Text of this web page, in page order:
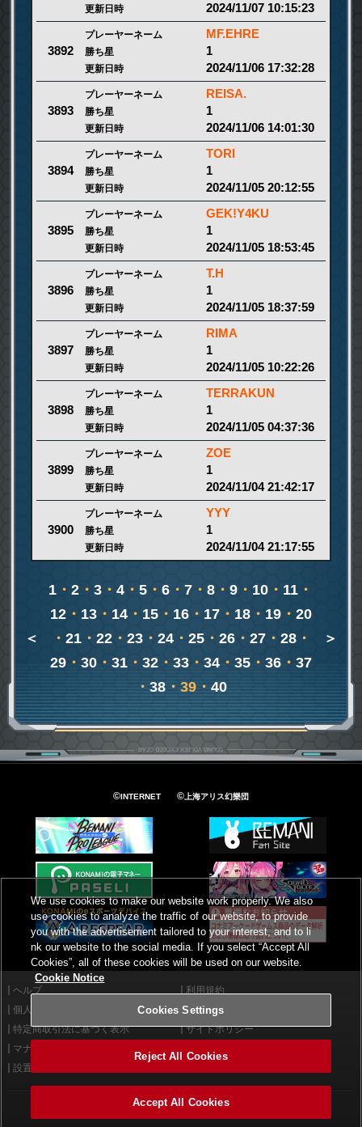
更新日時 2024/11/07 10:15:23
3892
プレーヤーネーム MF.EHRE
勝ち星 1
更新日時 2024/11/06 17:32:28
3893
プレーヤーネーム REISA.
勝ち星 1
更新日時 2024/11/06 14:01:30
3894
プレーヤーネーム TORI
勝ち星 1
更新日時 2024/11/05 20:12:55
3895
プレーヤーネーム GEK!Y4KU
勝ち星 1
更新日時 2024/11/05 18:53:45
3896
プレーヤーネーム T.H
勝ち星 1
更新日時 2024/11/05 18:37:59
3897
プレーヤーネーム RIMA
勝ち星 1
更新日時 2024/11/05 10:22:26
3898
プレーヤーネーム TERRAKUN
勝ち星 1
更新日時 2024/11/05 04:37:36
3899
プレーヤーネーム ZOE
勝ち星 1
更新日時 2024/11/04 21:42:17
3900
プレーヤーネーム YYY
勝ち星 1
更新日時 2024/11/04 21:17:55
＜
1 ・2 ・3 ・4 ・5 ・6 ・7 ・8 ・9 ・ 10 ・ 11 ・
12・ 13・ 14・ 15・ 16・ 17・ 18・ 19・ 20
・ 21・ 22・ 23・ 24・ 25・ 26・ 27・ 28・
29・ 30・ 31・ 32・ 33・ 34・ 35・ 36・ 37
・ 38・39・40
＞
©INTERNET ©上海アリス幻樂団
ヘルプ
利用規約
個人情報等保護方針
外部送信について
特定商取引法に基づく表示
サイトポリシー
マナー＆ルール
設置店舗検索
©2026 Konami Arcade Games
We use cookies to make our website work properly. We also
use cookies to analyze the traffic of our website, to provide
you with the advertisement tailored to your interest, and to li
nk our website to the social media. If you select “Accept All
Cookies”, all of these cookies will be used on our website.
Cookie Notice
Cookies Settings
Reject All Cookies
Accept All Cookies